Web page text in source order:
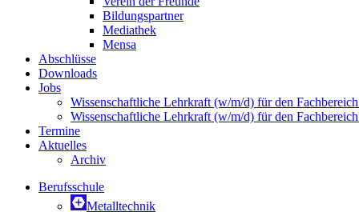
Bildungspartner
Mediathek
Mensa
Abschlüsse
Downloads
Jobs
Wissenschaftliche Lehrkraft (w/m/d) für den
Wissenschaftliche Lehrkraft (w/m/d) für den
Termine
Aktuelles
Archiv
Berufsschule
Metalltechnik